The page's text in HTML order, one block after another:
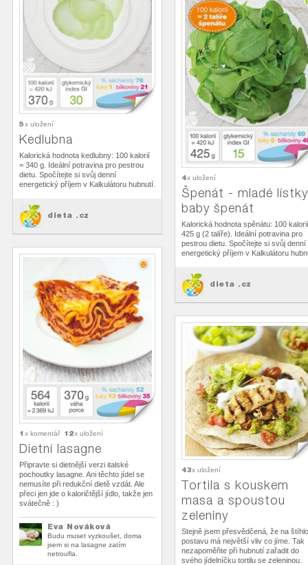
5x uložení
Kedlubna
Kalorická hodnota kedlubny: 100 kalorií
= 340 g. Ideální potravina pro pestrou
dietu. Spočítejte si svůj denní
energetický příjem v Kalkulátoru hubnutí.
dieta .cz
4x uložení
Špenát - mladé
baby špenát
Kalorická hodnota spěnátu: 100
425 g (2 talíře). Ideální potravina pro
pestrou dietu. Spočítejte si svůj denní
energetický příjem v Kalkulátoru
dieta .cz
1 x komentář 12x uložení
Dietní lasagne
Připravte si dietnější verzi italské
pochoutky lasagne. Ani těchto jídel se
nemusíte při redukční dietě vzdát. Ale
přeci jen jde o kaloričtější jídlo, takže jen
svátečně : )
Eva Nováková
Budu muset vyzkoušet, doma
jsem si na lasagne zatím
netroufla.
43x uložení
Tortila s kouskem
masa a spoustou
zeleniny
Stejně jsem přesvědčená, že na
postavu má největší vliv co jíme. Tak
nezapoměňte při hubnutí zařadit do
svého jídelníčku tortilu se zeleninou.